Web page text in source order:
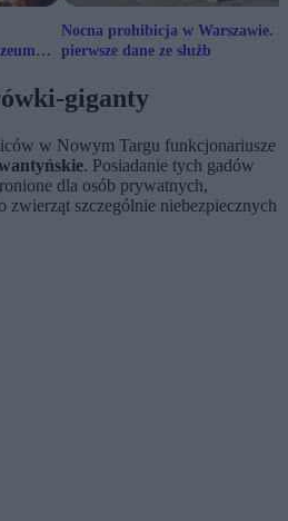
Nocna prohibicja w Warszawie.
pierwsze dane ze służb
giganty
w Nowym Targu funkcjonariusze
. Posiadanie tych gadów
dla osób prywatnych,
zwierząt szczególnie niebezpiecznych